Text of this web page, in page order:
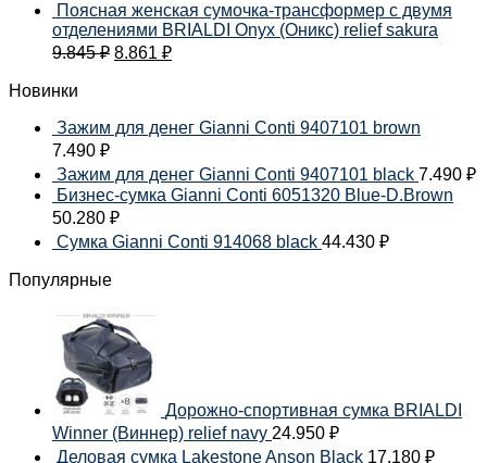
Поясная женская сумочка-трансформер с двумя
отделениями BRIALDI Onyx (Оникс) relief sakura
9.845₽ 8.861 ₽
Новинки
Зажим для денег Gianni Conti 9407101 brown
7.490 ₽
Зажим для денег Gianni Conti 9407101 black 7.490 ₽
Бизнес-сумка Gianni Conti 6051320 Blue-D.Brown
50.280 ₽
Сумка Gianni Conti 914068 black 44.430 ₽
Популярные
Дорожно-спортивная сумка BRIALDI
Winner (Виннер) relief navy 24.950 ₽
Деловая сумка Lakestone Anson Black 17.180 ₽